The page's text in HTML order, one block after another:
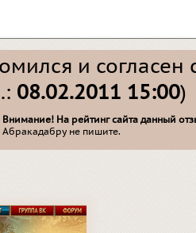
и согласен
08.02.2011 15:00)
Внимание! На рейтинг сайта данный
Абракадабру не пишите.